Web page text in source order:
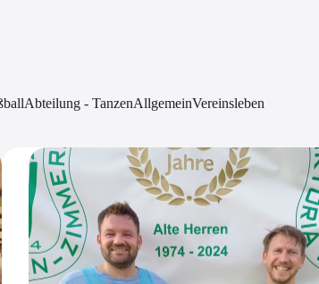
Abteilung - TanzenAllgemeinVereinsleben